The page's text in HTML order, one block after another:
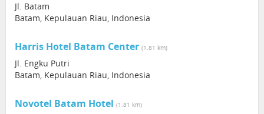
Jl. Batam
Batam, Kepulauan Riau, Indonesia
Harris Hotel Batam Center (1.81 km)
Jl. Engku Putri
Batam, Kepulauan Riau, Indonesia
Novotel Batam Hotel (1.81 km)